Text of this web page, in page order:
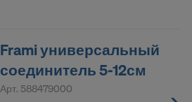
Frami универсальный
соединитель 5-12см
Арт. 588479000